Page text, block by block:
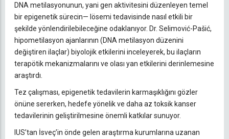
DNA metilasyonunun, yani gen aktivitesini düzenleyen temel
bir epigenetik sürecin— lösemi tedavisinde nasıl etkili bir
şekilde yönlendirilebileceğine odaklanıyor. Dr. Selimović-Pašić,
hipometilasyon ajanlarının (DNA metilasyon düzenini
değiştiren ilaçlar) biyolojik etkilerini inceleyerek, bu ilaçların
terapötik mekanizmalarını ve olası yan etkilerini derinlemesine
araştırdı.
Tez çalışması, epigenetik tedavilerin karmaşıklığını gözler
önüne sererken, hedefe yönelik ve daha az toksik kanser
tedavilerinin geliştirilmesine önemli katkılar sunuyor.
IUS’tan İsveç’in önde gelen araştırma kurumlarına uzanan